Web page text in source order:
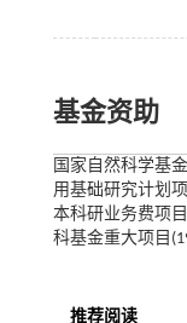
基金资助
国家自然科学基
用基础研究计划
本科研业务费项目
科基金重大项目